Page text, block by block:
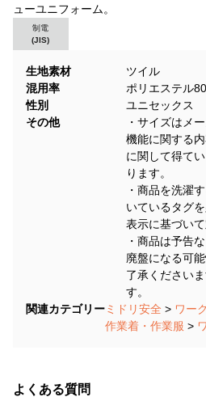
ューユニフォーム。
制電
(JIS)
生地素材
ツイル
混用率
ポリエステル
性別
ユニセックス
その他
・サイズはメ
機能に関する
に関して得て
ります。
・商品を洗濯
いているタグ
表示に基づいて
・商品は予告
廃盤になる可
了承ください
す。
関連カテゴリーミドリ安全 > ワー
作業着・作業服 >
よくある質問